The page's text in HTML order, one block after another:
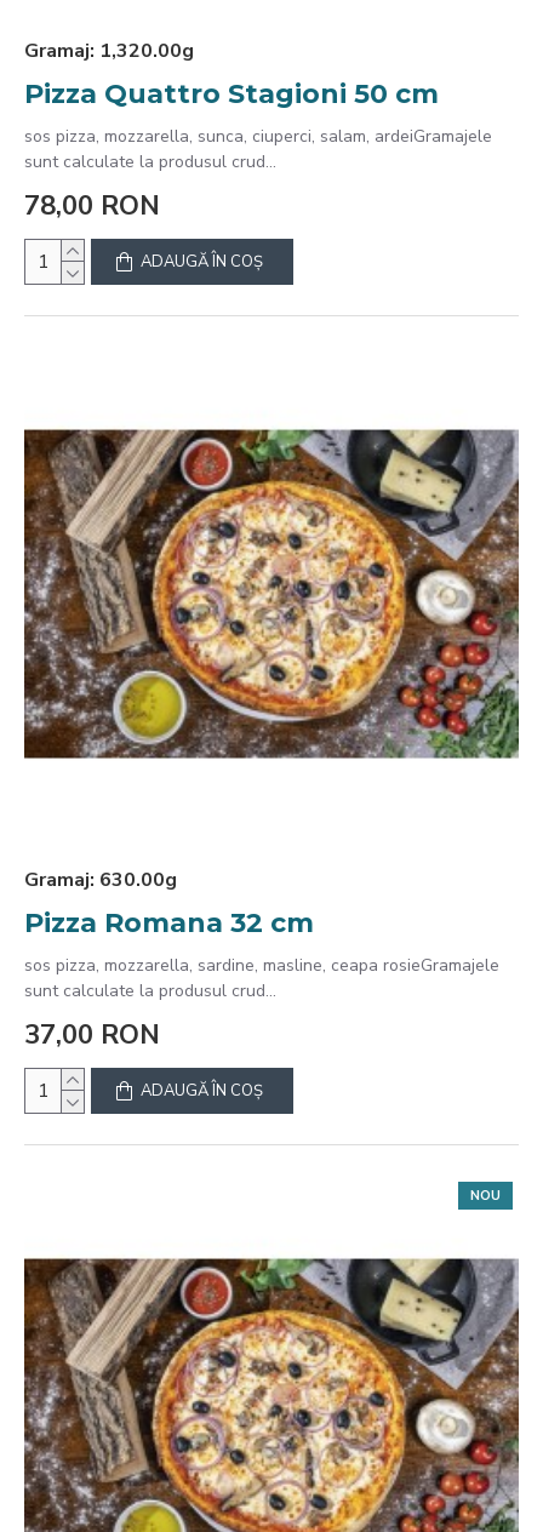
Gramaj: 1,320.00g
Pizza Quattro Stagioni 50 cm
sos pizza, mozzarella, sunca, ciuperci, salam, ardeiGramajele
sunt calculate la produsul crud...
78,00 RON
ADAUGĂ ÎN COŞ
Gramaj: 630.00g
Pizza Romana 32 cm
sos pizza, mozzarella, sardine, masline, ceapa rosieGramajele
sunt calculate la produsul crud...
37,00 RON
ADAUGĂ ÎN COŞ
NOU